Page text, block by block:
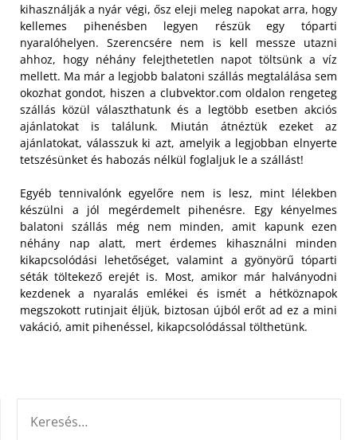
kihasználják a nyár végi, ősz eleji meleg napokat arra, hogy
kellemes pihenésben legyen részük egy tóparti
nyaralóhelyen. Szerencsére nem is kell messze utazni
ahhoz, hogy néhány felejthetetlen napot töltsünk a víz
mellett. Ma már a legjobb balatoni szállás megtalálása sem
okozhat gondot, hiszen a clubvektor.com oldalon rengeteg
szállás közül választhatunk és a legtöbb esetben akciós
ajánlatokat is találunk. Miután átnéztük ezeket az
ajánlatokat, válasszuk ki azt, amelyik a legjobban elnyerte
tetszésünket és habozás nélkül foglaljuk le a szállást!
Egyéb tennivalónk egyelőre nem is lesz, mint lélekben
készülni a jól megérdemelt pihenésre. Egy kényelmes
balatoni szállás még nem minden, amit kapunk ezen
néhány nap alatt, mert érdemes kihasználni minden
kikapcsolódási lehetőséget, valamint a gyönyörű tóparti
séták töltekező erejét is. Most, amikor már halványodni
kezdenek a nyaralás emlékei és ismét a hétköznapok
megszokott rutinjait éljük, biztosan újból erőt ad ez a mini
vakáció, amit pihenéssel, kikapcsolódással tölthetünk.